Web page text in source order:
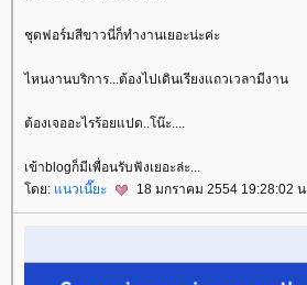
ชุดฟอร์มสีขาวนี่ก็ทำงานเยอะน่ะค่ะ
ไหนงานบริการ...ต้องไปเดินเรียงแถวเวลามีงาน
ต้องเจออะไรร้อยแปด..โน๊ะ....
เข้าblogก็มีเพื่อนรับฟังเยอะล่ะ...
ดย: นวเนี๊ยะ 18 มกราคม 2554 19:28:02 น.